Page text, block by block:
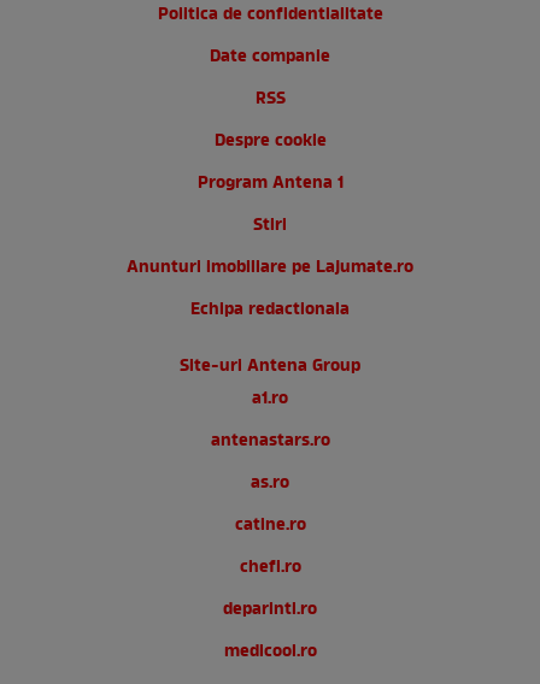
Politica de confidentialitate
Date companie
RSS
Despre cookie
Program Antena 1
Stiri
Anunturi imobiliare pe Lajumate.ro
Echipa redactionala
Site-uri Antena Group
a1.ro
antenastars.ro
as.ro
catine.ro
chefi.ro
deparinti.ro
medicool.ro